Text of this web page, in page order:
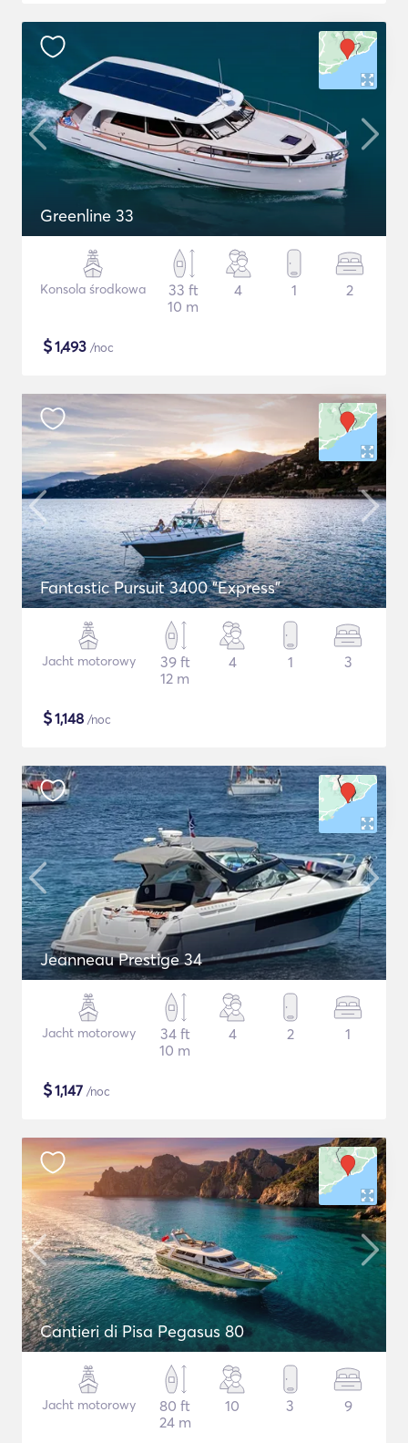
Greenline 33
Konsola środkowa
33 ft
10 m
4 1 2
$1,493 /noc
Fantastic Pursuit 3400 "Express"
Jacht motorowy
39 ft
12 m
4 1 3
$1,148 /noc
Jeanneau Prestige 34
Jacht motorowy
34 ft
10 m
4 2 1
$1,147 /noc
Cantieri di Pisa Pegasus 80
Jacht motorowy
80 ft
24 m
10 3 9